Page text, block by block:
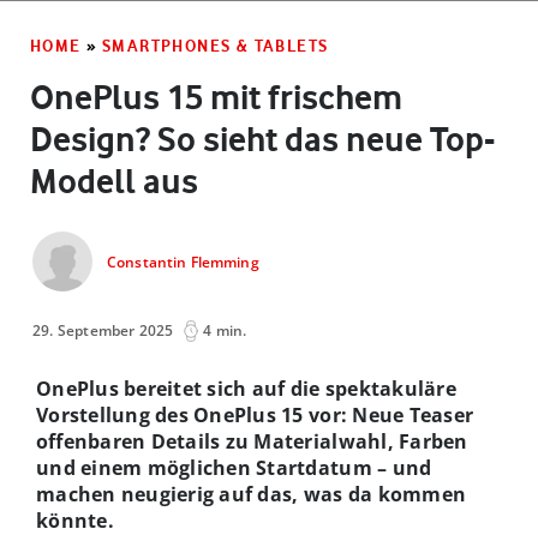
HOME » SMARTPHONES & TABLETS
OnePlus 15 mit frischem
Design? So sieht das neue Top-
Modell aus
Constantin Flemming
29. September 2025 4 min.
OnePlus bereitet sich auf die spektakuläre
Vorstellung des OnePlus 15 vor: Neue Teaser
offenbaren Details zu Materialwahl, Farben
und einem möglichen Startdatum – und
machen neugierig auf das, was da kommen
könnte.